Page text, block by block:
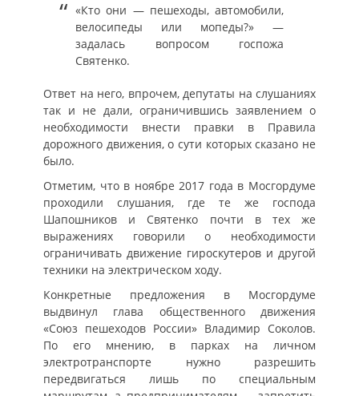
«Кто они — пешеходы, автомобили,
велосипеды или мопеды?» —
задалась вопросом госпожа
Святенко.
Ответ на него, впрочем, депутаты на слушаниях
так и не дали, ограничившись заявлением о
необходимости внести правки в Правила
дорожного движения, о сути которых сказано не
было.
Отметим, что в ноябре 2017 года в Мосгордуме
проходили слушания, где те же господа
Шапошников и Святенко почти в тех же
выражениях говорили о необходимости
ограничивать движение гироскутеров и другой
техники на электрическом ходу.
Конкретные предложения в Мосгордуме
выдвинул глава общественного движения
«Союз пешеходов России» Владимир Соколов.
По его мнению, в парках на личном
электротранспорте нужно разрешить
передвигаться лишь по специальным